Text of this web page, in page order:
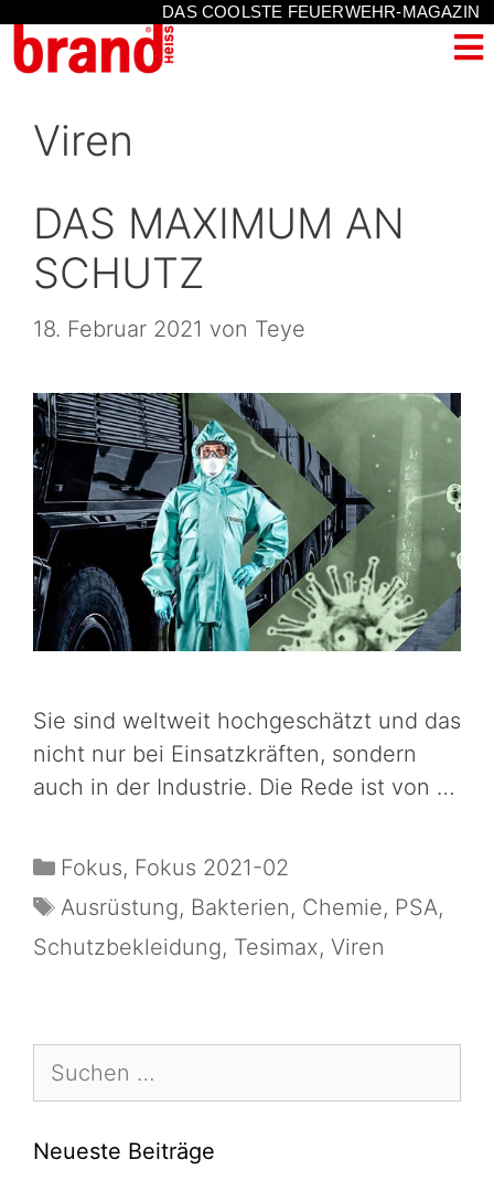
DAS COOLSTE FEUERWEHR-MAGAZIN
Viren
DAS MAXIMUM AN
SCHUTZ
18. Februar 2021 von Teye
Sie sind weltweit hochgeschätzt und das
nicht nur bei Einsatzkräften, sondern
auch in der Industrie. Die Rede ist von …
Fokus, Fokus 2021-02
Ausrüstung, Bakterien, Chemie, PSA,
Schutzbekleidung, Tesimax, Viren
Neueste Beiträge